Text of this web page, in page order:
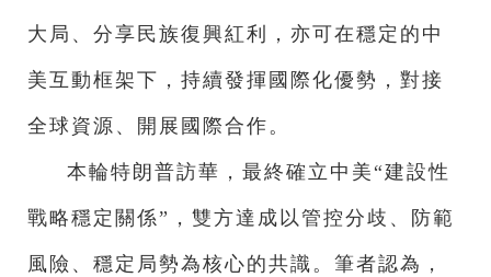
大局、分享民族復興紅利，亦可在穩定的中
美互動框架下，持續發揮國際化優勢，對接
全球資源、開展國際合作。
本輪特朗普訪華，最終確立中美“建設性
戰略穩定關係”，雙方達成以管控分歧、防範
風險、穩定局勢為核心的共識。筆者認為，